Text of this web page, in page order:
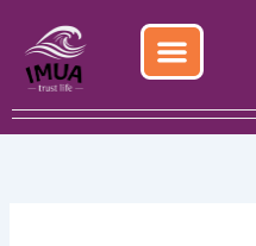
content